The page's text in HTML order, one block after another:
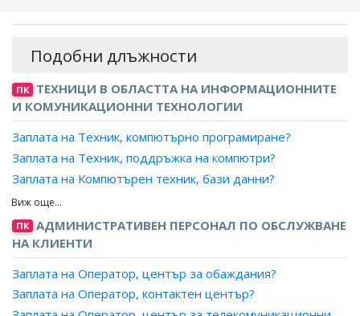
Подобни длъжности
ПК ТЕХНИЦИ В ОБЛАСТТА НА ИНФОРМАЦИОННИТЕ
И КОМУНИКАЦИОННИ ТЕХНОЛОГИИ
Заплата на Техник, компютърно програмиране?
Заплата на Техник, поддръжка на компютри?
Заплата на Компютърен техник, бази данни?
Заплата на Компютърен техник, анализи на компютърни
системи?
Заплата на Компютърен аналитик, поддръжка на
софтуер?
Заплата на Консултант, поддръжка на информационни
технологии?
ПК АДМИНИСТРАТИВЕН ПЕРСОНАЛ ПО ОБСЛУЖВАНЕ
НА КЛИЕНТИ
Заплата на Оператор, център за обаждания?
Заплата на Оператор, контактен център?